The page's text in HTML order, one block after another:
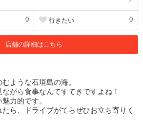
0 行きたい 0
店舗の詳細はこちら
ような石垣島の海。
がら食事なんてすてきですよね！
力的です。
ら、ドライブがてらぜひお立ち寄りく